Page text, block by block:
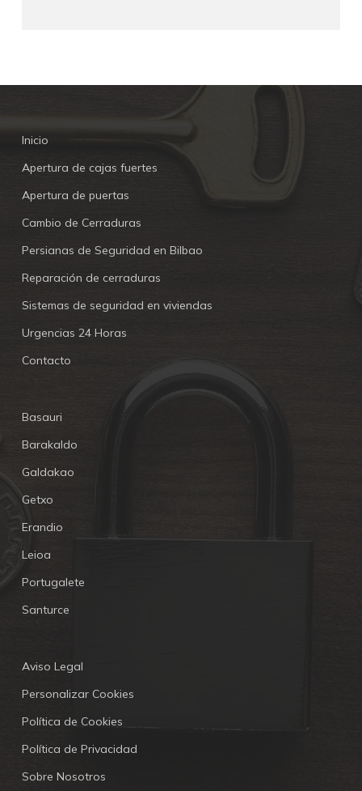
Inicio
Apertura de cajas fuertes
Apertura de puertas
Cambio de Cerraduras
Persianas de Seguridad en Bilbao
Reparación de cerraduras
Sistemas de seguridad en viviendas
Urgencias 24 Horas
Contacto
Basauri
Barakaldo
Galdakao
Getxo
Erandio
Leioa
Portugalete
Santurce
Aviso Legal
Personalizar Cookies
Política de Cookies
Política de Privacidad
Sobre Nosotros